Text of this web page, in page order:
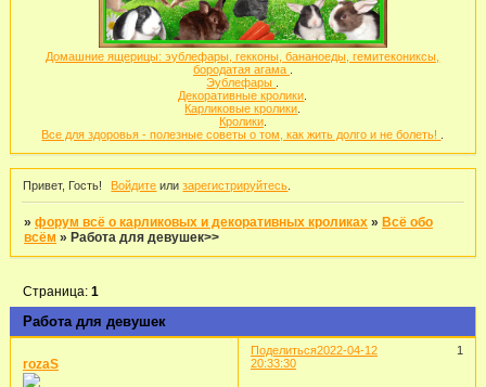
Домашние ящерицы: эублефары, гекконы, бананоеды, гемитекониксы,
бородатая агама
Эублефары
Декоративные кролики
Карликовые кролики
Кролики.
Все для здоровья - полезные советы о том, как жить долго и не болеть!
Привет, Гость! Войдите илизарегистрируйтесь
»форум всё о карликовых и декоративных кроликах » Всё обо
всём » Работа для девушек>>
Работа для девушек
Страница:1
Поделиться 1
2022-04-12
20:33:30
rozaS